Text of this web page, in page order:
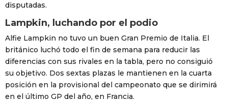
disputadas.
Lampkin, luchando por el podio
Alfie Lampkin no tuvo un buen Gran Premio de Italia. El
británico luchó todo el fin de semana para reducir las
diferencias con sus rivales en la tabla, pero no consiguió
su objetivo. Dos sextas plazas le mantienen en la cuarta
posición en la provisional del campeonato que se dirimirá
en el último GP del año, en Francia.